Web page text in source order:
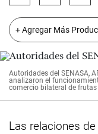
+ Agregar Más
Autoridades del SENASA,
analizaron el
comercio bilateral de frutas
Las relaciones de